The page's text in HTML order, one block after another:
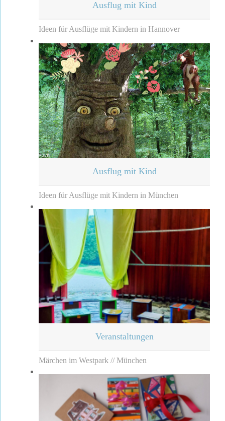
Ausflug mit Kind
Ideen für Ausflüge mit Kindern in Hannover
Ausflug mit Kind
Ideen für Ausflüge mit Kindern in München
Veranstaltungen
Märchen im Westpark // München